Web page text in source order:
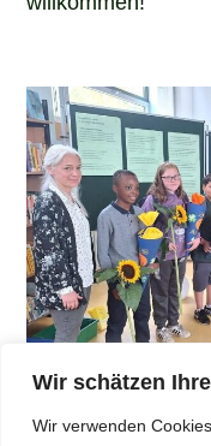
Wir schätzen
Wir verwenden